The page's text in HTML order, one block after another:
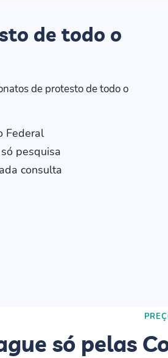
de todo o
de protesto de todo o
Federal
pesquisa
consulta
só pelas